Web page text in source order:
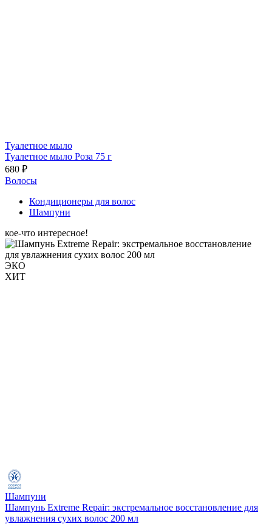
Туалетное мыло
Туалетное мыло Роза 75 г
680 ₽
Волосы
Кондиционеры для волос
Шампуни
кое-что интересное!
ЭКО
ХИТ
Шампуни
Шампунь Extreme Repair: экстремальное восстановление для
увлажнения сухих волос 200 мл